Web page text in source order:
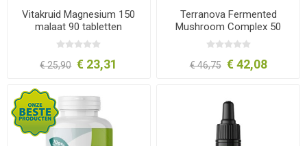
Vitakruid Magnesium 150
malaat 90 tabletten
€ 25,90 € 23,31
Terranova Fermented
Mushroom Complex 50
capsules
€ 46,75 € 42,08